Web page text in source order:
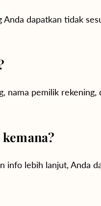
dapatkan tidak
pemilik
info lebih lanjut, Anda